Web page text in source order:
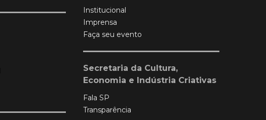
Institucional
Imprensa
Faça seu evento
Secretaria da Cultura,
Economia e Indústria Criativas
Fala SP
Transparência